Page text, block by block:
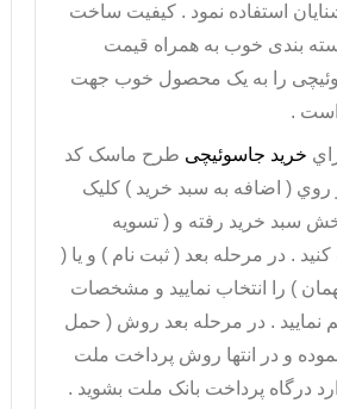
استفاده نمود . کیفیت ساخت
بندی خوب به همراه قیمت
را به یک محصول خوب جهت
است .
خريد جاسوئیچی طرح ماسک کد
روي ( اضافه به سبد خريد ) کليک
سبد خريد رفته و ( تسويه
. در مرحله بعد ( ثبت نام ) و يا (
) را انتخاب نماييد و مشخصات
نماييد . در مرحله بعد روش ( حمل
و در انتها روش پرداخت ملت
درگاه پرداخت بانک ملت بشويد .